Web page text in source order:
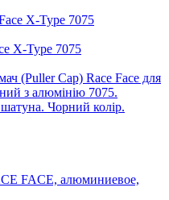
X-Type 7075
(Puller Cap) Race Face для
з алюмінію 7075.
Чорний колір.